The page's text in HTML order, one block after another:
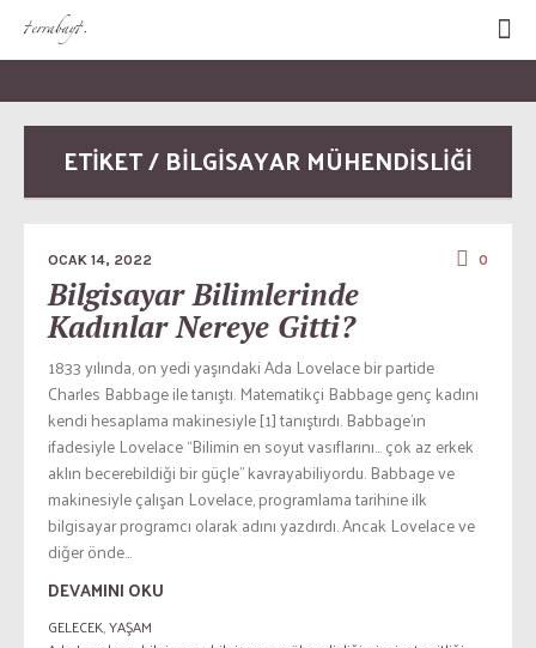
ETİKET / BILGISAYAR MÜHENDISLIĞI
OCAK 14, 2022 0
Bilgisayar Bilimlerinde
Kadınlar Nereye Gitti?
1833 yılında, on yedi yaşındaki Ada Lovelace bir partide
Charles Babbage ile tanıştı. Matematikçi Babbage genç kadını
kendi hesaplama makinesiyle [1] tanıştırdı. Babbage’ın
ifadesiyle Lovelace “Bilimin en soyut vasıflarını… çok az erkek
aklın becerebildiği bir güçle” kavrayabiliyordu. Babbage ve
makinesiyle çalışan Lovelace, programlama tarihine ilk
bilgisayar programcı olarak adını yazdırdı. Ancak Lovelace ve
diğer önde...
DEVAMINI OKU
GELECEK,YAŞAM